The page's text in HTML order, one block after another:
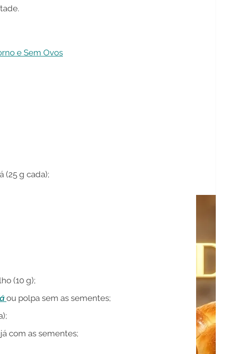
e Sem Ovos
(25 g cada);
(10 g);
ou polpa sem as sementes;
com as sementes;